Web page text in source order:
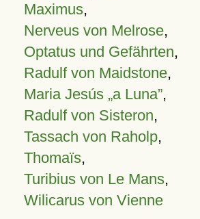
Maximus,
Nerveus von Melrose,
Optatus und Gefährten,
Radulf von Maidstone,
Maria Jesús „a Luna”,
Radulf von Sisteron,
Tassach von Raholp,
Thomaïs,
Turibius von Le Mans,
Wilicarus von Vienne